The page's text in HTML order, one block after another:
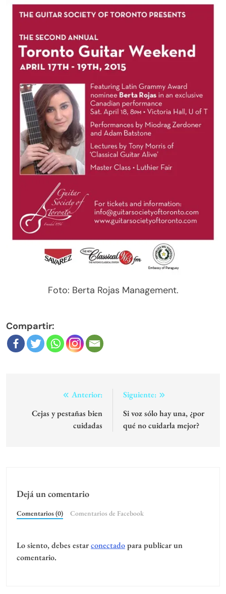
Foto: Berta Rojas Management.
Compartir:
NavegaciónAnterior:
Cejas y pestañas bien
cuidadas
Siguiente:
Si voz sólo hay una, ¿por
qué no cuidarla mejor?
Dejá un comentario
Comentarios (0) Comentarios de Facebook
Lo siento, debes estarconectadopara publicar un
comentario.